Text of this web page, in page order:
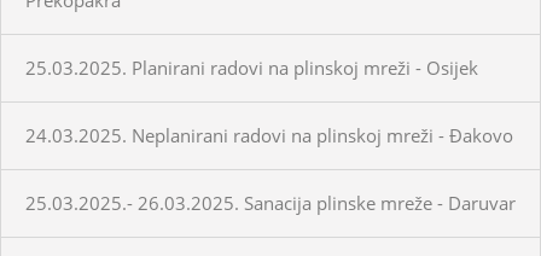
25.03.2025. Planirani radovi na plinskoj mreži - Osijek
24.03.2025. Neplanirani radovi na plinskoj mreži - Đakovo
25.03.2025.- 26.03.2025. Sanacija plinske mreže - Daruvar